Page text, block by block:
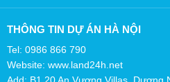
THÔNG TIN DỰ ÁN HÀ NỘI
Tel: 0986 866 790
Website: www.land24h.net